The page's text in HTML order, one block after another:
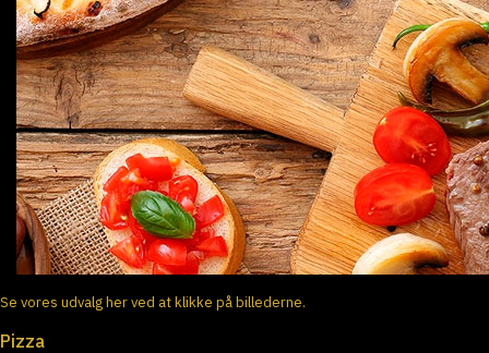
Se vores udvalg her ved at klikke på billederne.
Pizza